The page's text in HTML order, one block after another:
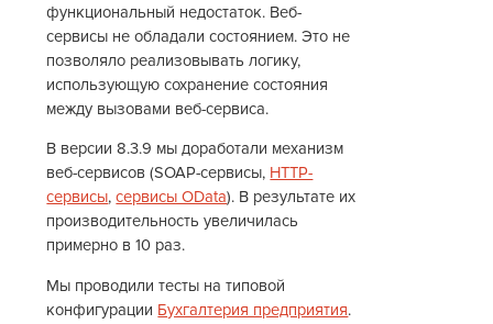
функциональный недостаток. Веб-
сервисы не обладали состоянием. Это не
позволяло реализовывать логику,
использующую сохранение состояния
между вызовами веб-сервиса.
В версии 8.3.9 мы доработали механизм
веб-сервисов (SOAP-сервисы, HTTP-
сервисы,сервисы OData). В результате их
производительность увеличилась
примерно в 10 раз.
Мы проводили тесты на типовой
конфигурации Бухгалтерия предприятия.